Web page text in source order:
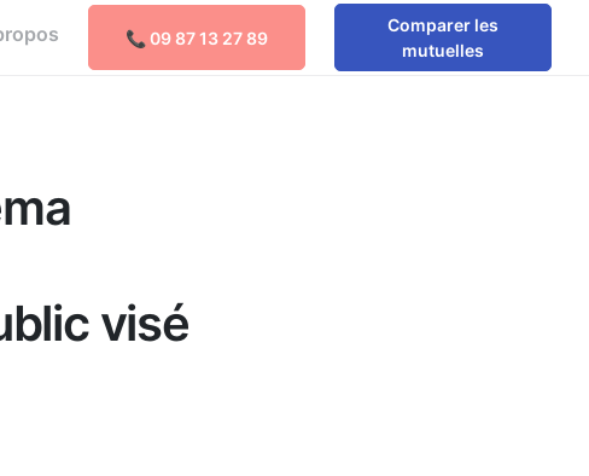
📞 09 87 13 27 89
Comparer les
mutuelles
Comparer les mutuelles
visé